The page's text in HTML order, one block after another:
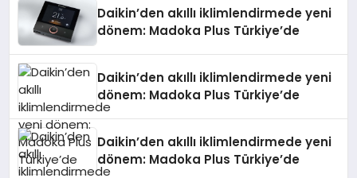
Daikin’den akıllı iklimlendirmede yeni
dönem: Madoka Plus Türkiye’de
Daikin’den akıllı iklimlendirmede yeni
dönem: Madoka Plus Türkiye’de
Daikin’den akıllı iklimlendirmede yeni
dönem: Madoka Plus Türkiye’de